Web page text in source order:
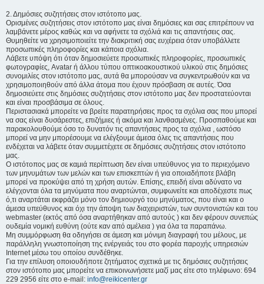
2. Δημόσιες συζητήσεις στον ιστότοπο μας.
Ορισμένες συζητήσεις στον ιστότοπο μας είναι δημόσιες και σας επιτρέπουν να
λαμβάνετε μέρος καθώς και να αφήνετε τα σχόλιά και τις απαντήσεις σας.
Θυμηθείτε να χρησιμοποιείτε την διακριτική σας ευχέρεια όταν υποβάλλετε
προσωπικές πληροφορίες και κάποια σχόλια.
Λάβετε υπόψη ότι όταν δημοσιεύετε προσωπικές πληροφορίες, προσωπικές
φωτογραφίες, Avatar ή άλλου τύπου οπτικοακουστικού υλικού στις δημόσιες
συνομιλίες στον ιστότοπο μας, αυτά θα μπορούσαν να συγκεντρωθούν και να
χρησιμοποιηθούν από άλλα άτομα που έχουν πρόσβαση σε αυτές. Όσα
δημοσιεύετε στις δημόσιες συζητήσεις στον ιστότοπο μας δεν προστατεύονται
και είναι προσβάσιμα σε όλους.
Περιστασιακά μπορείτε να βρείτε παρατηρήσεις προς τα σχόλια σας που μπορεί
να σας είναι δυσάρεστες, επιζήμιες ή ακόμα και λανθασμένες. Προσπαθούμε και
παρακολουθούμε όσο το δυνατόν τις απαντήσεις προς τα σχόλια , ωστόσο
μπορεί να μην μπορέσουμε να ελέγξουμε άμεσα όλες τις απαντήσεις που
ενδέχεται να λάβετε όταν συμμετέχετε σε δημόσιες συζητήσεις στον ιστότοπο
μας.
Ο ιστότοπος μας σε καμιά περίπτωση δεν είναι υπεύθυνος για το περιεχόμενο
των μηνυμάτων των μελών και των επισκεπτών ή για οποιαδήποτε βλάβη
μπορεί να προκύψει από τη χρήση αυτών. Επίσης, επειδή είναι αδύνατο να
ελέγχονται όλα τα μηνύματα που αναρτώνται, συμφωνείτε και αποδέχεστε πως
ό,τι αναρτάται εκφράζει μόνο τον δημιουργό του μηνύματος, που είναι και ο
άμεσα υπεύθυνος και όχι την άποψη των διαχειριστών, των συντονιστών και του
webmaster (εκτός από όσα αναρτήθηκαν από αυτούς ) και δεν φέρουν συνεπώς
ουδεμία νομική ευθύνη (ούτε καν από αμέλεια ) για όλα τα παραπάνω.
Μη συμμόρφωση θα οδηγήσει σε άμεση και μόνιμη διαγραφή του μέλους, με
παράλληλη γνωστοποίηση της ενέργειάς του στο φορέα παροχής υπηρεσιών
Internet μέσω του οποίου συνδέθηκε.
Για την επίλυση οποιουδήποτε ζητήματος σχετικά με τις δημόσιες συζητήσεις
στον ιστότοπο μας μπορείτε να επικοινωνήσετε μαζί μας είτε στο τηλέφωνο: 694
229 2956 είτε στο e-mail: info@reikicenter.gr